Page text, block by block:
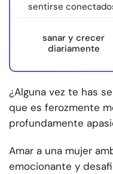
sentirse
sanar y crecer
diariamente
¿Alguna vez te has
que es ferozmente
profundamente
Amar a una mujer
emocionante y